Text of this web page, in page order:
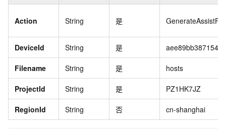
Action String 是
DeviceId String 是
Filename String 是 hosts
ProjectId String 是 PZ1HK7JZ
RegionId String 否 cn-shanghai